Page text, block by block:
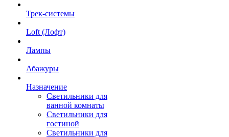
Трек-системы
Loft (Лофт)
Лампы
Абажуры
Назначение
Светильники для
ванной комнаты
Светильники для
гостиной
Светильники для